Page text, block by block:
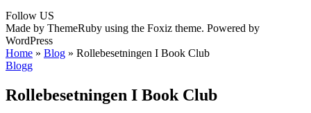
Follow US
Made by ThemeRuby using the Foxiz theme. Powered by
WordPress
Home » Blog » Rollebesetningen I Book Club
Blogg
Rollebesetningen I Book Club